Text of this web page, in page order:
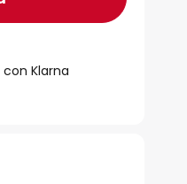
Klarna